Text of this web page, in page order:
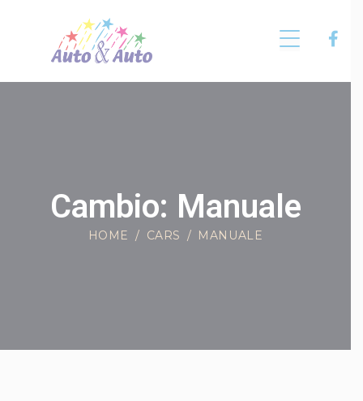
Cambio: Manuale
HOME CARS MANUALE